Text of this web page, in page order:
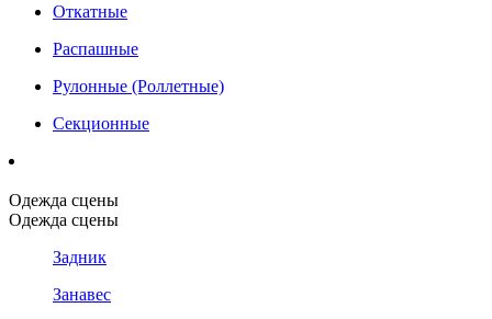
Откатные
Распашные
Рулонные (Роллетные)
Секционные
Одежда сцены
Одежда сцены
Задник
Занавес